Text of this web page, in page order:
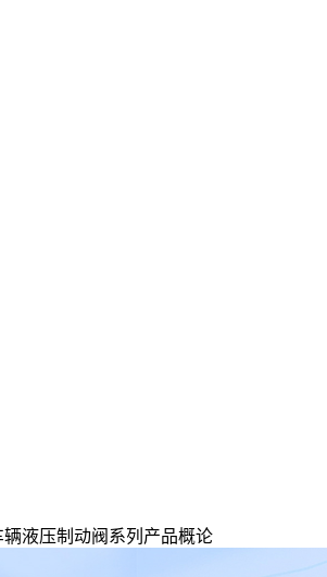
液压制动阀系列产品概论